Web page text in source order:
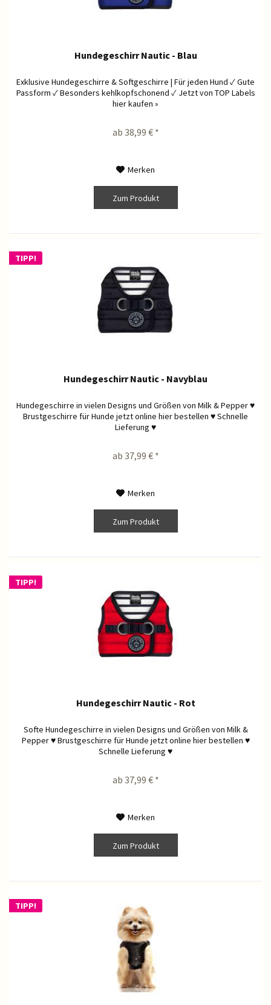
Hundegeschirr Nautic - Blau
Exklusive Hundegeschirre & Softgeschirre | Für jeden Hund ✓ Gute
Passform ✓ Besonders kehlkopfschonend ✓ Jetzt von TOP Labels
hier kaufen »
ab 38,99 € *
Merken
Zum Produkt
TIPP!
Hundegeschirr Nautic - Navyblau
Hundegeschirre in vielen Designs und Größen von Milk & Pepper ♥
Brustgeschirre für Hunde jetzt online hier bestellen ♥ Schnelle
Lieferung ♥
ab 37,99 € *
Merken
Zum Produkt
TIPP!
Hundegeschirr Nautic - Rot
Softe Hundegeschirre in vielen Designs und Größen von Milk &
Pepper ♥ Brustgeschirre für Hunde jetzt online hier bestellen ♥
Schnelle Lieferung ♥
ab 37,99 € *
Merken
Zum Produkt
TIPP!